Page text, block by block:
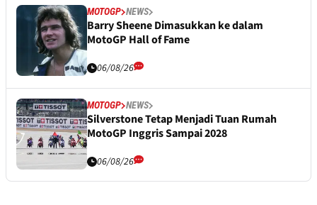
MOTOGP NEWS
Barry Sheene Dimasukkan ke dalam
MotoGP Hall of Fame
06/08/26
MOTOGP NEWS
Silverstone Tetap Menjadi Tuan Rumah
MotoGP Inggris Sampai 2028
06/08/26